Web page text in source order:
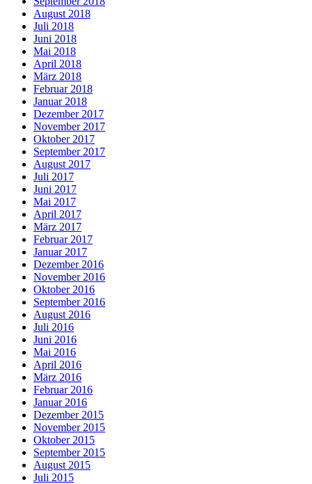
August 2018
Juli 2018
Juni 2018
Mai 2018
April 2018
März 2018
Februar 2018
Januar 2018
Dezember 2017
November 2017
Oktober 2017
September 2017
August 2017
Juli 2017
Juni 2017
Mai 2017
April 2017
März 2017
Februar 2017
Januar 2017
Dezember 2016
November 2016
Oktober 2016
September 2016
August 2016
Juli 2016
Juni 2016
Mai 2016
April 2016
März 2016
Februar 2016
Januar 2016
Dezember 2015
November 2015
Oktober 2015
September 2015
August 2015
Juli 2015